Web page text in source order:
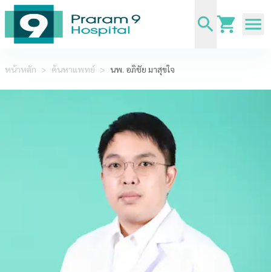
หน้าหลัก > ค้นหาแพทย์ > นพ. อภิชัย มาสุขใจ